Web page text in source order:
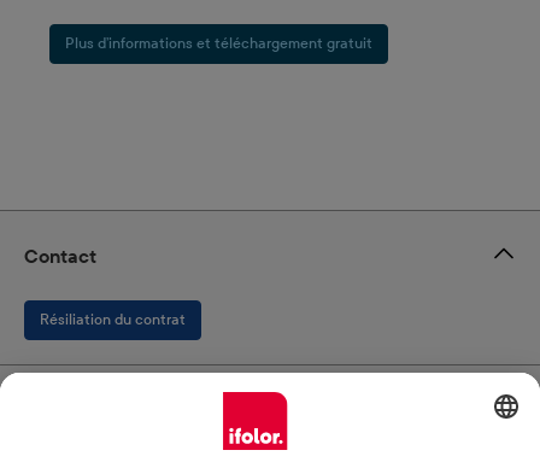
Plus d’informations et téléchargement gratuit
Contact
Résiliation du contrat